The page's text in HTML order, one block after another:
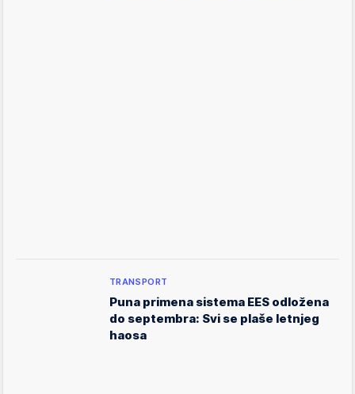
TRANSPORT
Puna primena sistema EES odložena
do septembra: Svi se plaše letnjeg
haosa